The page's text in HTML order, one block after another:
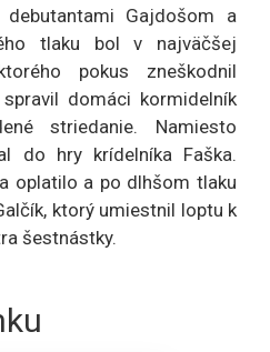
Gajdošom a
tlaku bol v najväčšej
pokus zneškodnil
domáci kormidelník
striedanie. Namiesto
do hry krídelníka Faška.
oplatilo a po dlhšom tlaku
ktorý umiestnil loptu k
šestnástky.